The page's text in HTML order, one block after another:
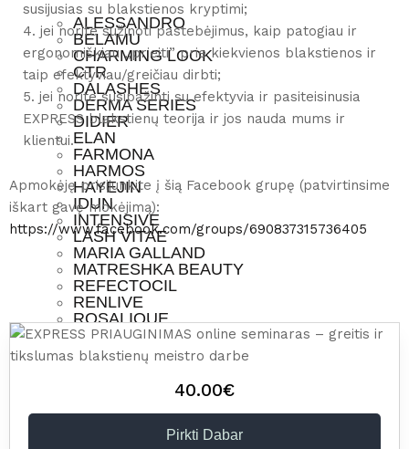
ALESSANDRO
BELAMU
CHARMING LOOK
CTR
DALASHES
DERMA SERIES
DIDIER
ELAN
FARMONA
HARMOS
HAYEJIN
IDUN
INTENSIVE
LASH VITAE
MARIA GALLAND
MATRESHKA BEAUTY
REFECTOCIL
RENLIVE
ROSALIQUE
SAKURA
SEBOCALM
SUGARDEP
SUPERCILIUM
URB SKINCARE
VITAE BEAUTY
susijusias su blakstienos kryptimi;
jei norite sužinoti pastebėjimus, kaip patogiau ir
ergonomiškiau ,,prieiti” prie kiekvienos blakstienos ir
taip efektyviau/greičiau dirbti;
jei norite susipažinti su efektyvia ir pasiteisinusia
EXPRESS blakstienų teorija ir jos nauda mums ir
klientui.
Apmokėję prisijunkite į šią Facebook grupę (patvirtinsime
iškart gavę mokėjimą):
https://www.facebook.com/groups/690837315736405
40.00€
Pirkti Dabar